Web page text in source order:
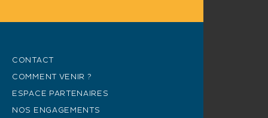
CONTACT
COMMENT VENIR ?
ESPACE PARTENAIRES
NOS ENGAGEMENTS